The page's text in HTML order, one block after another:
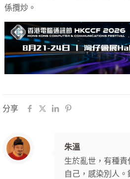
係攬炒。
分享
朱溫
生於亂世，有種
自己，感染別人